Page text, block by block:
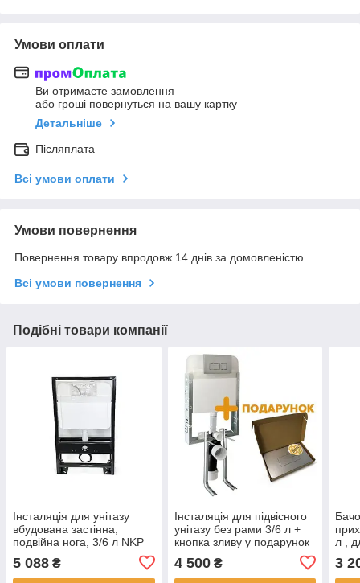
Умови оплати
Ви отримаєте замовлення
або гроші повернуться на вашу картку
Детальніше
Післяплата
Всі умови оплати
Умови повернення
Повернення товару впродовж 14 днів за домовленістю
Всі умови повернення
Подібні товари компанії
Інсталяція для унітазу
вбудована застінна,
подвійна нога, 3/6 л NKP
5 088 ₴
Інсталяція для підвісного
унітазу без рами 3/6 л +
кнопка зливу у подарунок
4 500₴
л ,
3